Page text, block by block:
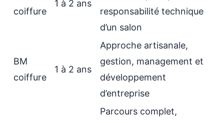
coiffure
1 à 2 ans
responsabilité technique
d’un salon
BM
coiffure
1 à 2 ans
Approche artisanale,
gestion, management et
développement
d’entreprise
Parcours complet,